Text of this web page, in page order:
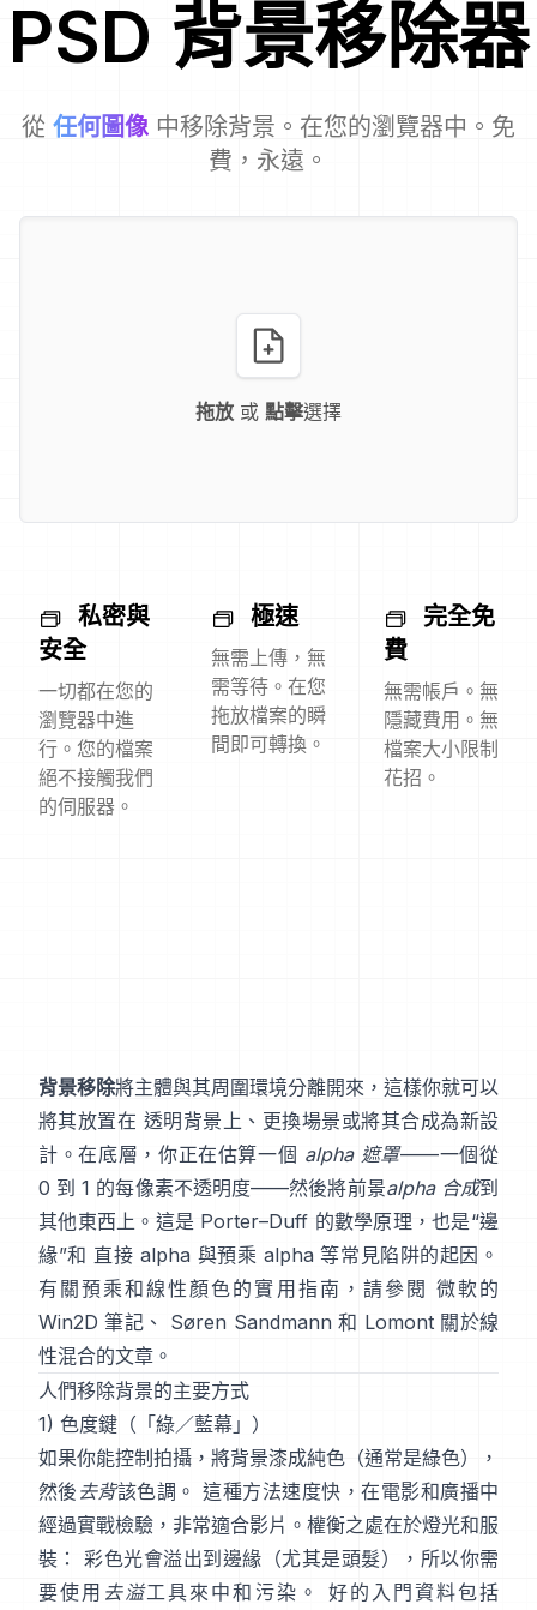
PSD 背景移除器
從 任何圖像 中移除背景。在您的瀏覽器中。免
費，永遠。
拖放 或 點擊選擇
私密與
安全
一切都在您的
瀏覽器中進
行。您的檔案
絕不接觸我們
的伺服器。
極速
無需上傳，無
需等待。在您
拖放檔案的瞬
間即可轉換。
完全免
費
無需帳戶。無
隱藏費用。無
檔案大小限制
花招。
背景移除將主體與其周圍環境分離開來，這樣你就可以
將其放置在 透明背景上、更換場景或將其合成為新設
計。在底層，你正在估算一個 alpha 遮罩——一個從
0 到 1 的每像素不透明度——然後將前景alpha 合成到
其他東西上。這是 Porter–Duff 的數學原理，也是“邊
緣”和 直接 alpha 與預乘 alpha 等常見陷阱的起因。
有關預乘和線性顏色的實用指南，請參閱 微軟的
Win2D 筆記 、 Søren Sandmann 和 Lomont 關於線
性混合的文章 。
人們移除背景的主要方式
1) 色度鍵（「綠／藍幕」）
如果你能控制拍攝，將背景漆成純色（通常是綠色），
然後 去背該色調。 這種方法速度快，在電影和廣播中
經過實戰檢驗，非常適合影片。權衡之處在於燈光和服
裝： 彩色光會溢出到邊緣（尤其是頭髮），所以你需
要使用 去溢工具來中和污染。 好的入門資料包括